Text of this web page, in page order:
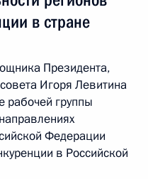
в стране
Президента,
Игоря Левитина
рабочей группы
Федерации
в Российской